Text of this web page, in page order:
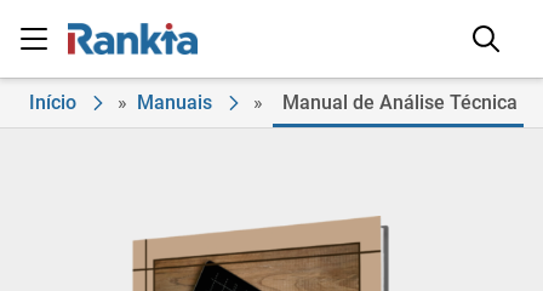
Início » Manuais » Manual de Análise Técnica